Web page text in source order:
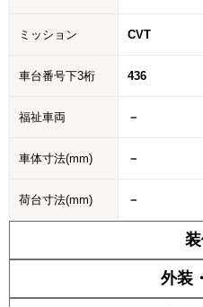
ミッション CVT
車台番号下3桁 436
福祉車両 －
車体寸法(mm) －
荷台寸法(mm) －
外装